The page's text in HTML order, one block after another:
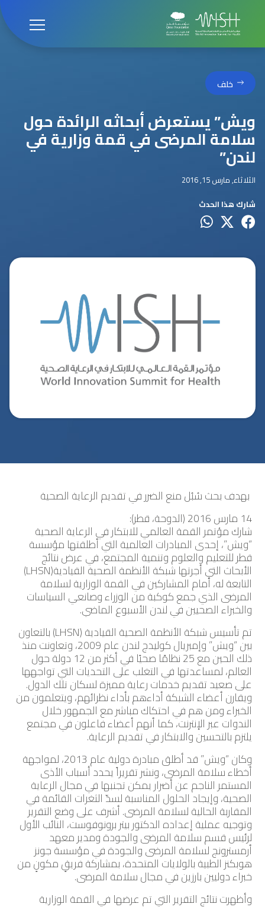
خلف
ويش” يستعرض أبحاثه الرائدة حول
سلامة المرضى في قمة وزارية في
لندن”
الثلاثاء, مارس 15, 2016
شارك هذا الحدث
بهدف بحث سُبُل منع الضرر في تقديم الرعاية الصحية
14 مارس 2016 (الدوحة، قطر):
شارك مؤتمر القمة العالمي للابتكار في الرعاية الصحية
“ويش”، إحدى المبادرات العالمية التي أطلقتها مؤسسة
قطر للتعليم والعلوم وتنمية المجتمع، في عرض نتائج
الأبحاث التي أجرتها شبكة الأنظمة الصحية القيادية(LHSN)
التابعة له، أمام المشاركين في القمة الوزارية لسلامة
المرضى الذي جمع كوكبة من الوزراء وصانعي السياسات
والخبراء الصحيين في لندن الأسبوع الماضي.
تم تأسيس شبكة الأنظمة الصحية القيادية (LHSN) بالتعاون
بين “ويش” وإمبريال كوليدج لندن عام 2009، وتعاونت منذ
ذلك الحين مع 25 نظامًا صحيًا في أكثر من 12 دولة حول
العالم، لمساعدتها في التغلب على التحديات التي تواجهها
على صعيد تقديم خدمات رعاية مميزة لسكان تلك الدول.
ويقارن أعضاء الشبكة أداءهم بأداء نظرائهم، ويتعلمون من
الخبراء ومن هم في احتكاك مباشر مع الجمهور خلال
الندوات عبر الإنترنت، كما أنهم أعضاء فاعلون في مجتمع
يلتزم بالتحسين والابتكار في تقديم الرعاية.
وكان “ويش” قد أطلق مبادرة دولية عام 2013، لمواجهة
أخطاء سلامة المرضى، ونشر تقريراً يحدد أسباب الأذى
المستمر الناجم عن أضرار يمكن تجنبها في مجال الرعاية
الصحية، وإيجاد الحلول المناسبة لسدّ الثغرات القائمة في
المقاربة الحالية لسلامة المرضى. أشرف على وضع التقرير
وتوجيه عملية إعداده الدكتور بيتر برونوفوست، النائب الأول
لرئيس قسم سلامة المرضى والجودة ومدير معهد
أرمسترونج لسلامة المرضى والجودة في مؤسسة جونز
هوبكنز الطبية بالولايات المتحدة، بمشاركة فريقٍ مكونٍ من
خبراء دوليين بارزين في مجال سلامة المرضى.
وأظهرت نتائج التقرير التي تم عرضها في القمة الوزارية